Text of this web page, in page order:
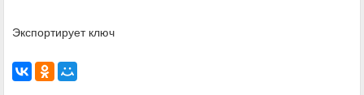
Экспортирует ключ